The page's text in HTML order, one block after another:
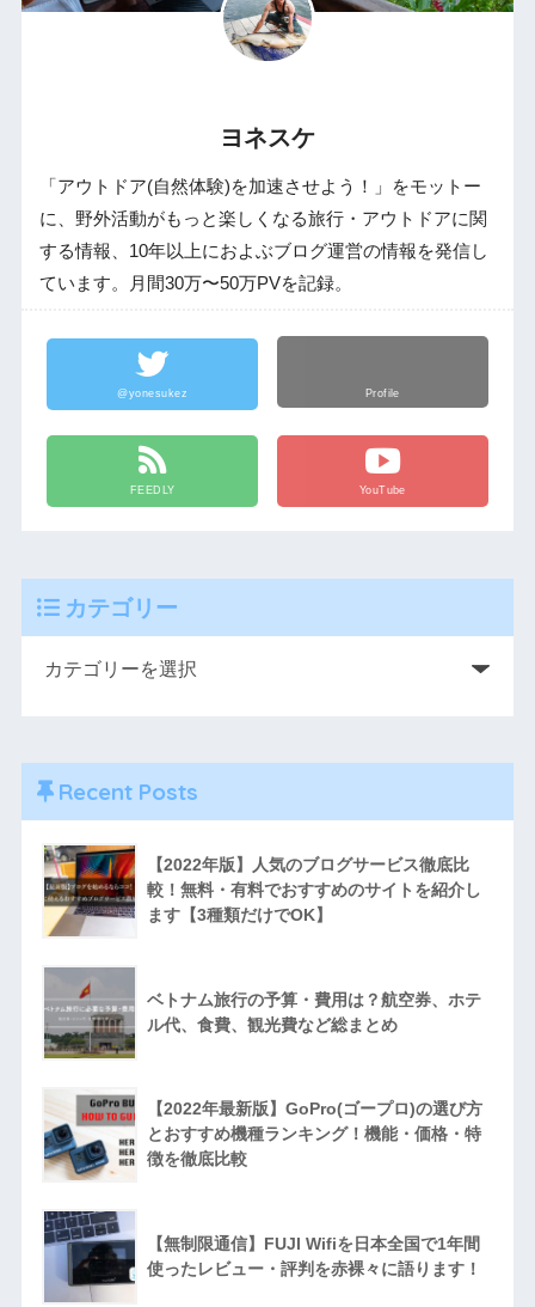
ヨネスケ
「アウトドア(自然体験)を加速させよう！」をモットー
に、野外活動がもっと楽しくなる旅行・アウトドアに関
する情報、10年以上におよぶブログ運営の情報を発信し
ています。月間30万〜50万PVを記録。
@yonesukez Profile
FEEDLY YouTube
カテゴリー
Recent Posts
【2022年版】人気のブログサービス徹底比
較！無料・有料でおすすめのサイトを紹介し
ます【3種類だけでOK】
ベトナム旅行の予算・費用は？航空券、ホテ
ル代、食費、観光費など総まとめ
【2022年最新版】GoPro(ゴープロ)の選び方
とおすすめ機種ランキング！機能・価格・特
徴を徹底比較
【無制限通信】FUJI Wifiを日本全国で1年間
使ったレビュー・評判を赤裸々に語ります！